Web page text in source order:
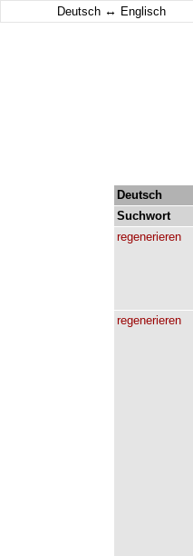
Deutsch ↔ Englisch
Deutsch
Suchwort
regenerieren
regenerieren